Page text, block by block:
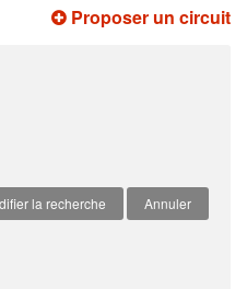
Proposer un circuit
la recherche
Annuler